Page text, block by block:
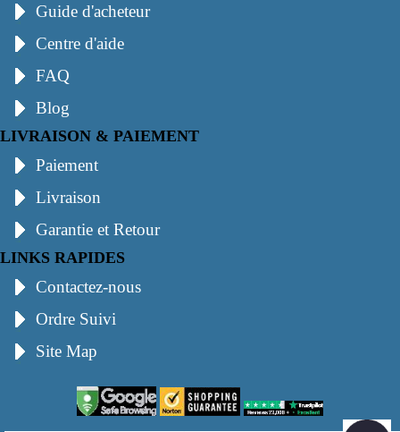
Guide d'acheteur
Centre d'aide
FAQ
Blog
LIVRAISON & PAIEMENT
Paiement
Livraison
Garantie et Retour
LINKS RAPIDES
Contactez-nous
Ordre Suivi
Site Map